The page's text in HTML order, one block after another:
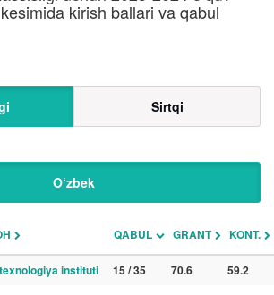
kirish ballari va qabul
Sirtqi
O‘zbek
QABUL GRANT KONT.
instituti 15 / 35 70.6 59.2